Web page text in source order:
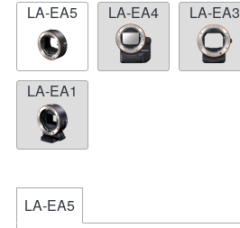
LA-EA5 LA-EA4 LA-EA3
LA-EA1
LA-EA5